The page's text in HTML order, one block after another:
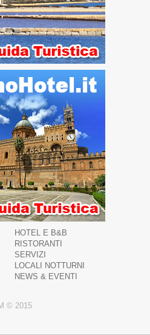
HOTEL E B&B
RISTORANTI
SERVIZI
LOCALI NOTTURNI
NEWS & EVENTI
© 2015